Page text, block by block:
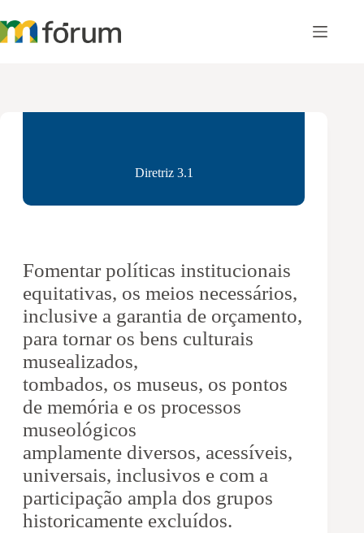
para
o
Diretriz 3.1
Fomentar políticas institucionais
equitativas, os meios necessários,
inclusive a garantia de orçamento,
para tornar os bens culturais
musealizados,
tombados, os museus, os pontos
de memória e os processos
museológicos
amplamente diversos, acessíveis,
universais, inclusivos e com a
participação ampla dos grupos
historicamente excluídos.